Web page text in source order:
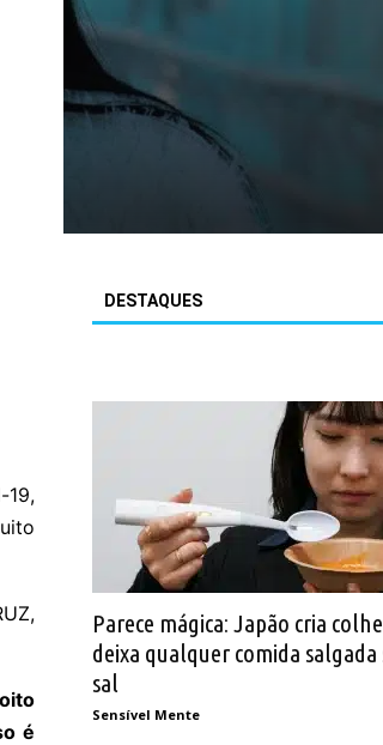
é
DESTAQUES
Parece mágica: Japão cria
deixa qualquer comida salgada
sal
Sensível Mente